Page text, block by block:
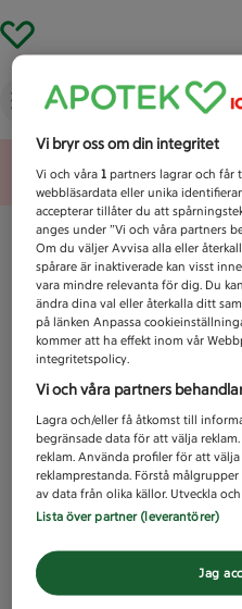
Vad letar du efter
Vi bryr oss om din integritet
Vi och våra1 partners lagrar och
webbläsardata eller unika
accepterar tillåter du att
anges under ”Vi och våra partners
Om du väljer Avvisa alla eller
spårare är inaktiverade kan visst
vara mindre relevanta för dig. Du
ändra dina val eller återkalla ditt
på länken Anpassa
kommer att ha effekt inom vår
integritetspolicy.
Vi och våra partners
Lagra och/eller få åtkomst till
begränsade data för att välja
reklam. Använda profiler för att
reklamprestanda. Förstå
av data från olika källor. Utveckla
Lista över partner (leverantörer)
Jag